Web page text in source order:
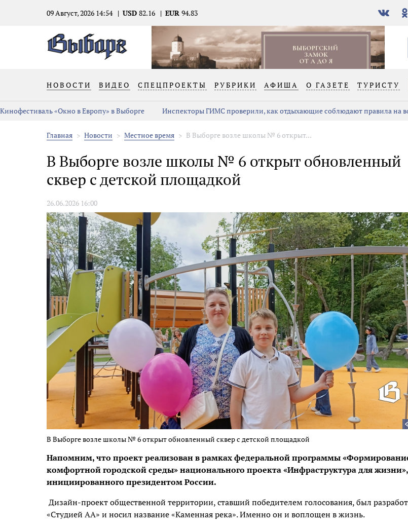
09 Август, 2026 14:54 USD 82.16 EUR 94.83
В
контакте
НОВОСТИ ВИДЕО СПЕЦПРОЕКТЫ РУБРИКИ АФИША О ГАЗЕТЕ ТУРИСТУ
Кинофестиваль «Окно в Европу» в Выборге Инспекторы ГИМС проверили, как отдыхающие соблюдают правила на
Главная Новости Местное время В Выборге возле школы № 6 открыт...
В Выборге возле школы № 6 открыт обновленный
сквер с детской площадкой
26.06.2026 16:00
В Выборге возле школы № 6 открыт обновленный сквер с детской площадкой
Напомним, что проект реализован в рамках федеральной программы
комфортной городской среды» национального проекта «Инфраструктура для жизни»,
инициированного президентом России.
Дизайн-проект общественной территории, ставший победителем голосования, был
«Студией АА» и носил название «Каменная река». Именно он и воплощен в жизнь.